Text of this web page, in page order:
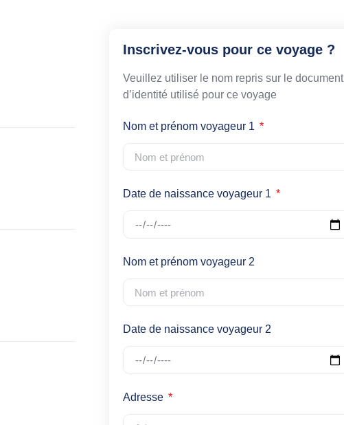
Inscrivez-vous pour ce voyage ?
Veuillez utiliser le nom repris sur le document
d’identité utilisé pour ce voyage
Nom et prénom voyageur 1
Date de naissance voyageur 1
Nom et prénom voyageur 2
Date de naissance voyageur 2
Adresse